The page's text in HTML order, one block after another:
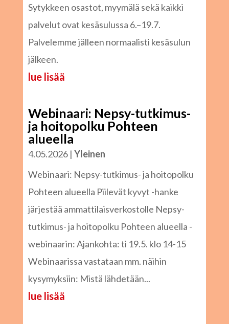
Sytykkeen osastot, myymälä sekä kaikki
palvelut ovat kesäsulussa 6.–19.7.
Palvelemme jälleen normaalisti kesäsulun
jälkeen.
lue lisää
Webinaari: Nepsy-tutkimus-
ja hoitopolku Pohteen
alueella
4.05.2026| Yleinen
Webinaari: Nepsy-tutkimus- ja hoitopolku
Pohteen alueella Piilevät kyvyt -hanke
järjestää ammattilaisverkostolle Nepsy-
tutkimus- ja hoitopolku Pohteen alueella -
webinaarin: Ajankohta: ti 19.5. klo 14-15
Webinaarissa vastataan mm. näihin
kysymyksiin: Mistä lähdetään...
lue lisää